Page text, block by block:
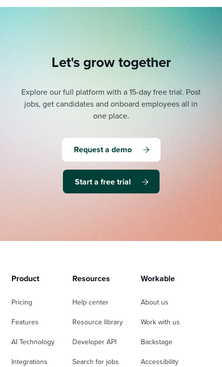
Let's grow together
Explore our full platform with a 15-day free trial. Post
jobs, get candidates and onboard employees all in
one place.
Request a demo
Start a free trial
Product
Pricing
Features
AI Technology
Integrations
Resources
Help center
Resource library
Developer API
Search for jobs
Workable
About us
Work with us
Backstage
Accessibility